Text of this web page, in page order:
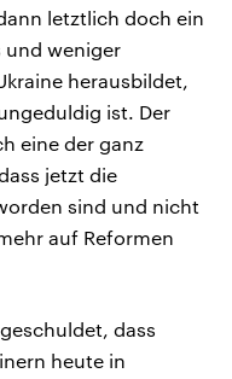
letztlich doch ein
weniger
herausbildet,
ist. Der
eine der ganz
jetzt die
sind und nicht
auf Reformen
dass
heute in